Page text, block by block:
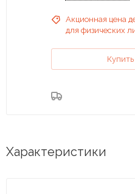
Акционная цена
для физических
Купить
Характеристики